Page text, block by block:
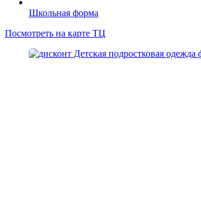
Школьная форма
Посмотреть на карте ТЦ